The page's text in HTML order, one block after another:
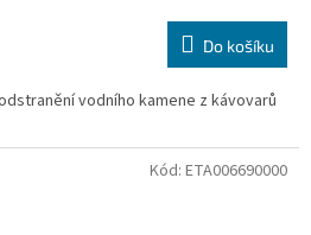
Do košíku
vodního kamene z kávovarů
Kód: ETA006690000